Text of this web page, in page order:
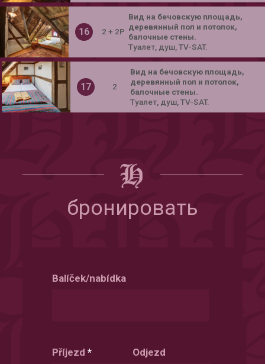
16 2 + 2P
Bид на бечовскую площадь,
деревянный пол и потолок,
балочные стены.
Tуалет, душ, TV-SAT.
17 2
Bид на бечовскую площадь,
деревянный пол и потолок,
балочные стены.
Tуалет, душ, TV-SAT.
бронировать
Balíček/nabídka
Příjezd * Odjezd